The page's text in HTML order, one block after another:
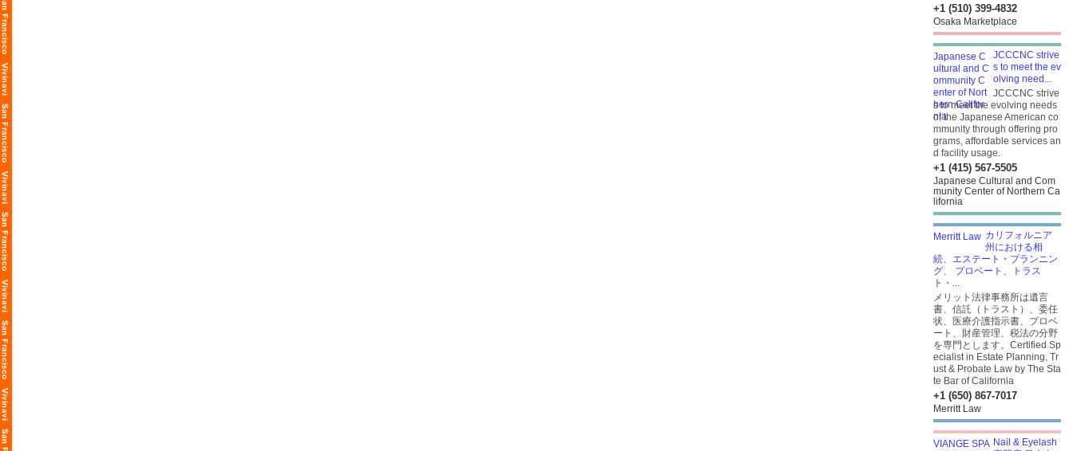
+1 (510) 399-4832
Osaka Marketplace
JCCCNC strive
s to meet the ev
olving need...
JCCCNC strive
s to meet the evolving needs
of the Japanese American co
mmunity through offering pro
grams, affordable services an
d facility usage.
+1 (415) 567-5505
Japanese Cultural and Com
munity Center of Northern Ca
lifornia
カリフォルニア
州における相
続、エステート・プランニン
グ、 プロベート、トラス
ト・...
メリット法律事務所は遺言
書、信託（トラスト）、委任
状、医療介護指示書、プロベ
ート、財産管理、税法の分野
を専門とします。Certified Sp
ecialist in Estate Planning, Tr
ust & Probate Law by The Sta
te Bar of California
+1 (650) 867-7017
Merritt Law
Nail & Eyelash